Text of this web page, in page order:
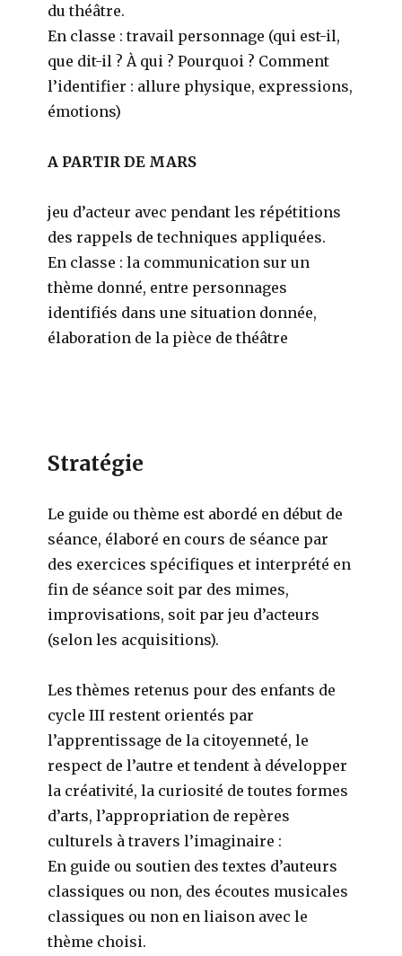
du théâtre.
En classe : travail personnage (qui est-il,
que dit-il ? À qui ? Pourquoi ? Comment
l’identifier : allure physique, expressions,
émotions)
A PARTIR DE MARS
jeu d’acteur avec pendant les répétitions
des rappels de techniques appliquées.
En classe : la communication sur un
thème donné, entre personnages
identifiés dans une situation donnée,
élaboration de la pièce de théâtre
Stratégie
Le guide ou thème est abordé en début de
séance, élaboré en cours de séance par
des exercices spécifiques et interprété en
fin de séance soit par des mimes,
improvisations, soit par jeu d’acteurs
(selon les acquisitions).
Les thèmes retenus pour des enfants de
cycle III restent orientés par
l’apprentissage de la citoyenneté, le
respect de l’autre et tendent à développer
la créativité, la curiosité de toutes formes
d’arts, l’appropriation de repères
culturels à travers l’imaginaire :
En guide ou soutien des textes d’auteurs
classiques ou non, des écoutes musicales
classiques ou non en liaison avec le
thème choisi.